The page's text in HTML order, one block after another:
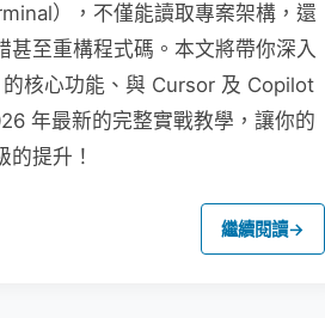
），不僅能讀取專案架構，還
甚至重構程式碼。本文將帶你深入
核心功能、與 Cursor 及 Copilot
年最新的完整實戰教學，讓你的
的提升！
繼續閱讀→